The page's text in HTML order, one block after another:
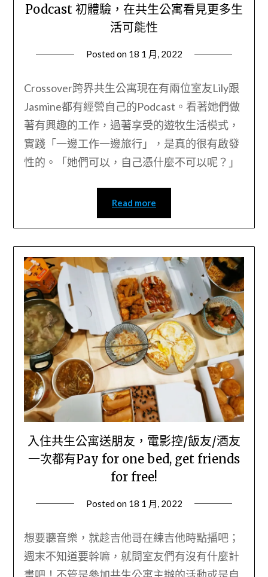
Podcast 初體驗，在共生公寓看見更多生
活可能性
Posted on 18 1 月, 2022
Crossover跨界共生公寓現在有兩位室友Lily跟
Jasmine都有經營自己的Podcast。看著她們做
著有興趣的工作，過著享受的遊牧生活模式，
實踐「一邊工作一邊旅行」，是真的很有啟發
性的。「她們可以，自己憑什麼不可以呢？」
Read more
入住共生公寓送朋友，電影控/飯友/酒友
一次都有Pay for one bed, get friends
for free!
Posted on 18 1 月, 2022
想要聽音樂，就趁吉他哥在練吉他時點播吧；
週末不知道要幹嘛，就問室友們有沒有什麼計